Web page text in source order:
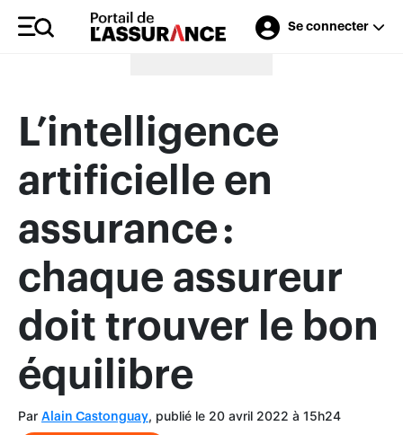
Se connecter
Merci à nos annonceurs
L’intelligence
artificielle en
assurance :
chaque assureur
doit trouver le bon
équilibre
Par Alain Castonguay, publié le 20 avril 2022 à 15h24